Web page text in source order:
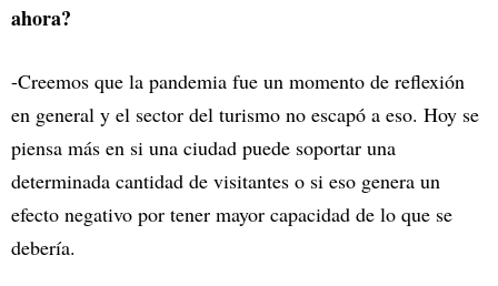
ahora?
-Creemos que la pandemia fue un momento de reflexión
en general y el sector del turismo no escapó a eso. Hoy se
piensa más en si una ciudad puede soportar una
determinada cantidad de visitantes o si eso genera un
efecto negativo por tener mayor capacidad de lo que se
debería.